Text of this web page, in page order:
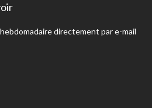
directement par e-mail